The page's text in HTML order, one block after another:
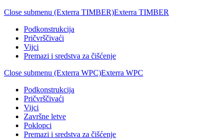
Close submenu (Exterra TIMBER)Exterra TIMBER
Podkonstrukcija
Pričvrščivaći
Vijci
Premazi i sredstva za čišćenje
Close submenu (Exterra WPC)Exterra WPC
Podkonstrukcija
Pričvrščivaći
Vijci
Završne letve
Poklopci
Premazi i sredstva za čišćenje